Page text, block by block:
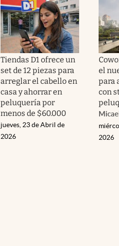
Tiendas D1 ofrece un
set de 12 piezas para
arreglar el cabello en
casa y ahorrar en
peluquería por
menos de $60.000
jueves, 23 de Abril de
2026
el
para
con
2026